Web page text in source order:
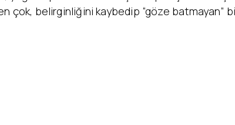
belirginliğini kaybedip “göze batmayan”